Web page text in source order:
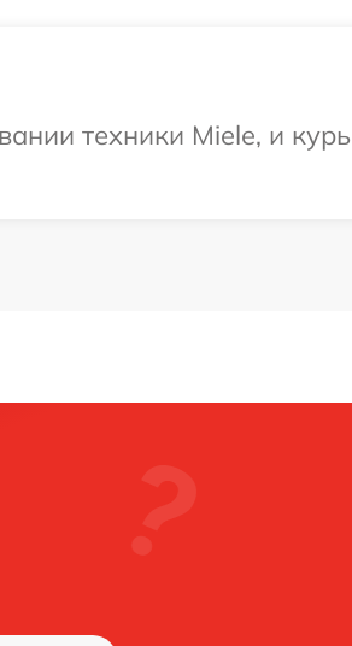
техники Miele, и